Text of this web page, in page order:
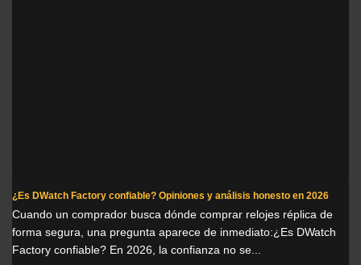
¿Es DWatch Factory confiable? Opiniones y análisis honesto en 2026
Cuando un comprador busca dónde comprar relojes réplica de
forma segura, una pregunta aparece de inmediato:¿Es DWatch
Factory confiable? En 2026, la confianza no se...